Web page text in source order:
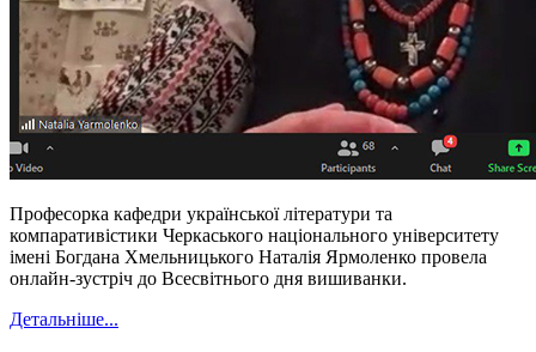
Професорка кафедри української літератури та
компаративістики Черкаського національного університету
імені Богдана Хмельницького Наталія Ярмоленко провела
онлайн-зустріч до Всесвітнього дня вишиванки.
Детальніше...